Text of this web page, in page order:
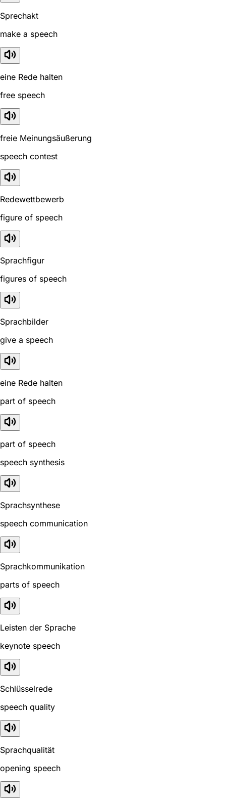
Sprechakt
make a speech
eine Rede halten
free speech
freie Meinungsäußerung
speech contest
Redewettbewerb
figure of speech
Sprachfigur
figures of speech
Sprachbilder
give a speech
eine Rede halten
part of speech
part of speech
speech synthesis
Sprachsynthese
speech communication
Sprachkommunikation
parts of speech
Leisten der Sprache
keynote speech
Schlüsselrede
speech quality
Sprachqualität
opening speech